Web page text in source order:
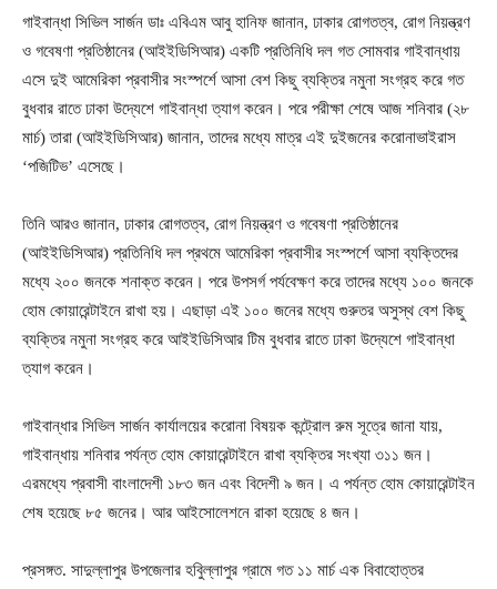
গাইবান্ধা সিভিল সার্জন ডাঃ এবিএম আবু হানিফ জানান, ঢাকার রোগতত্ব, রোগ নিয়ন্ত্রণ
ও গবেষণা প্রতিষ্ঠানের (আইইডিসিআর) একটি প্রতিনিধি দল গত সোমবার গাইবান্ধায়
এসে দুই আমেরিকা প্রবাসীর সংস্পর্শে আসা বেশ কিছু ব্যক্তির নমুনা সংগ্রহ করে গত
বুধবার রাতে ঢাকা উদ্যেশে গাইবান্ধা ত্যাগ করেন। পরে পরীক্ষা শেষে আজ শনিবার (২৮
মার্চ) তারা (আইইডিসিআর) জানান, তাদের মধ্যে মাত্র এই দুইজনের করোনাভাইরাস
‘পজিটিভ’ এসেছে।
তিনি আরও জানান, ঢাকার রোগতত্ব, রোগ নিয়ন্ত্রণ ও গবেষণা প্রতিষ্ঠানের
(আইইডিসিআর) প্রতিনিধি দল প্রথমে আমেরিকা প্রবাসীর সংস্পর্শে আসা ব্যক্তিদের
মধ্যে ২০০ জনকে শনাক্ত করেন। পরে উপসর্গ পর্যবেক্ষণ করে তাদের মধ্যে ১০০ জনকে
হোম কোয়ারেন্টাইনে রাখা হয়। এছাড়া এই ১০০ জনের মধ্যে গুরুতর অসুস্থ বেশ কিছু
ব্যক্তির নমুনা সংগ্রহ করে আইইডিসিআর টিম বুধবার রাতে ঢাকা উদ্যেশে গাইবান্ধা
ত্যাগ করেন।
গাইবান্ধার সিভিল সার্জন কার্যালয়ের করোনা বিষয়ক কন্ট্রোল রুম সূত্রে জানা যায়,
গাইবান্ধায় শনিবার পর্যন্ত হোম কোয়ারেন্টাইনে রাখা ব্যক্তির সংখ্যা ৩১১ জন।
এরমধ্যে প্রবাসী বাংলাদেশী ১৮৩ জন এবং বিদেশী ৯ জন। এ পর্যন্ত হোম কোয়ারেন্টাইন
শেষ হয়েছে ৮৫ জনের। আর আইসোলেশনে রাকা হয়েছে ৪ জন।
প্রসঙ্গত. সাদুল্লাপুর উপজেলার হবিুল্লাপুর গ্রামে গত ১১ মার্চ এক বিবাহোত্তর